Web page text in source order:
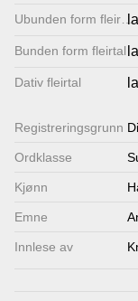
Ubunden form fleirtal
Bunden form fleirtal
Dativ fleirtal
Registrerings­grunn
Ordklasse
Kjønn
Emne
Innlese av
oss